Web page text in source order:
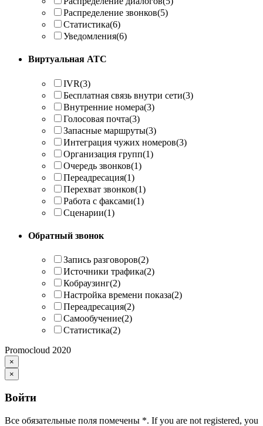
Распределение звонков(5)
Статистика(6)
Уведомления(6)
Виртуальная АТС
IVR(3)
Бесплатная связь внутри сети(3)
Внутренние номера(3)
Голосовая почта(3)
Запасные маршруты(3)
Интеграция чужих номеров(3)
Организация групп(1)
Очередь звонков(1)
Переадресация(1)
Перехват звонков(1)
Работа с факсами(1)
Сценарии(1)
Обратный звонок
Запись разговоров(2)
Источники трафика(2)
Кобраузинг(2)
Настройка времени показа(2)
Переадресация(2)
Самообучение(2)
Статистика(2)
Promocloud 2020
×
×
Войти
Все обязательные поля помечены *. If you are not registered, you